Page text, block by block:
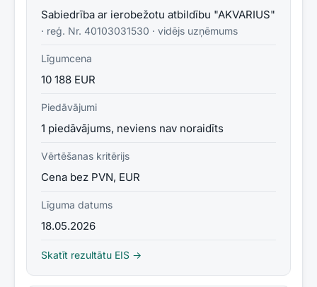
Sabiedrība ar ierobežotu atbildību "AKVARIUS"
· reģ. Nr. 40103031530 · vidējs uzņēmums
Līgumcena
10 188 EUR
Piedāvājumi
1 piedāvājums, neviens nav noraidīts
Vērtēšanas kritērijs
Cena bez PVN, EUR
Līguma datums
18.05.2026
Skatīt rezultātu EIS →